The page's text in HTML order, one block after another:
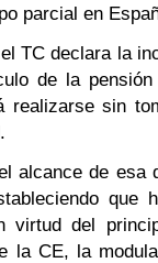
parcial en
TC declara la
de la
realizarse sin
alcance de esa
que
virtud del
la CE, la